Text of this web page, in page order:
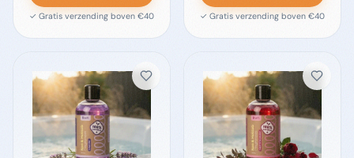
✓ Gratis verzending boven €40 ✓ Gratis verzending boven €40